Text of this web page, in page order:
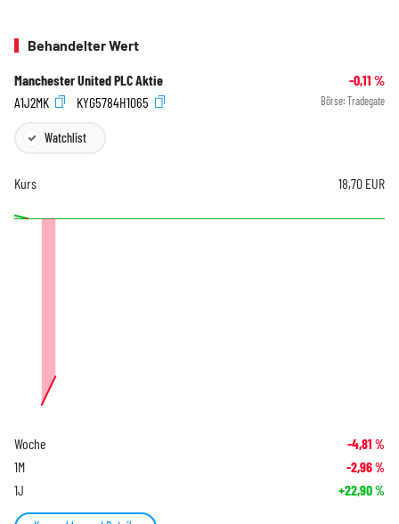
Behandelter Wert
Manchester United PLC Aktie -0,11 %
A1J2MK
KYG5784H1065 Börse: Tradegate
Watchlist
Kurs 18,70 EUR
Woche -4,81 %
1M -2,96%
1J +22,90%